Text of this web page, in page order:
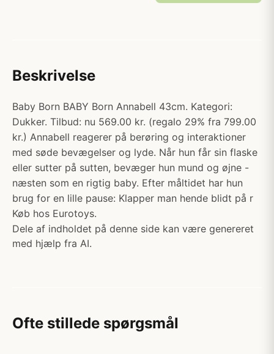
Beskrivelse
Baby Born BABY Born Annabell 43cm. Kategori:
Dukker. Tilbud: nu 569.00 kr. (regalo 29% fra 799.00
kr.) Annabell reagerer på berøring og interaktioner
med søde bevægelser og lyde. Når hun får sin flaske
eller sutter på sutten, bevæger hun mund og øjne -
næsten som en rigtig baby. Efter måltidet har hun
brug for en lille pause: Klapper man hende blidt på r
Køb hos Eurotoys.
Dele af indholdet på denne side kan være genereret
med hjælp fra AI.
Ofte stillede spørgsmål